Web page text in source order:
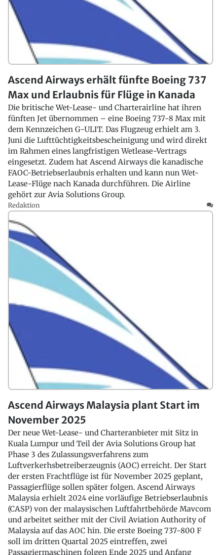
Ascend Airways erhält fünfte Boeing 737
Max und Erlaubnis für Flüge in Kanada
Die britische Wet-Lease- und Charterairline hat ihren
fünften Jet übernommen – eine Boeing 737-8 Max mit
dem Kennzeichen G-ULIT. Das Flugzeug erhielt am 3.
Juni die Lufttüchtigkeitsbescheinigung und wird direkt
im Rahmen eines langfristigen Wetlease-Vertrags
eingesetzt. Zudem hat Ascend Airways die kanadische
FAOC-Betriebserlaubnis erhalten und kann nun Wet-
Lease-Flüge nach Kanada durchführen. Die Airline
gehört zur Avia Solutions Group.
Redaktion
Ascend Airways Malaysia plant Start im
November 2025
Der neue Wet-Lease- und Charteranbieter mit Sitz in
Kuala Lumpur und Teil der Avia Solutions Group hat
Phase 3 des Zulassungsverfahrens zum
Luftverkerhsbetreiberzeugnis (AOC) erreicht. Der Start
der ersten Frachtflüge ist für November 2025 geplant,
Passagierflüge sollen später folgen. Ascend Airways
Malaysia erhielt 2024 eine vorläufige Betriebserlaubnis
(CASP) von der malaysischen Luftfahrtbehörde Mavcom
und arbeitet seither mit der Civil Aviation Authority of
Malaysia auf das AOC hin. Die erste Boeing 737-800 F
soll im dritten Quartal 2025 eintreffen, zwei
Passagiermaschinen folgen Ende 2025 und Anfang